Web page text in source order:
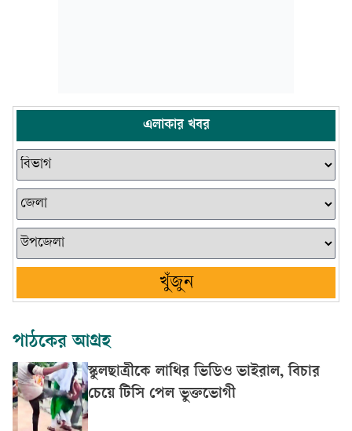
এলাকার খবর
খুঁজুন
পাঠকের আগ্রহ
স্কুলছাত্রীকে লাথির ভিডিও ভাইরাল, বিচার
চেয়ে টিসি পেল ভুক্তভোগী